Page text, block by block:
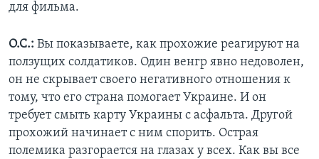
для фильма.
О.С.: Вы показываете, как прохожие реагируют на
ползущих солдатиков. Один венгр явно недоволен,
он не скрывает своего негативного отношения к
тому, что его страна помогает Украине. И он
требует смыть карту Украины с асфальта. Другой
прохожий начинает с ним спорить. Острая
полемика разгорается на глазах у всех. Как вы все